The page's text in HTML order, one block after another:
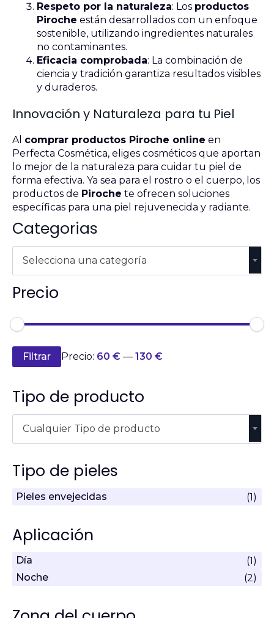
Categorias
Selecciona una categoría
Precio
Precio
mínimo
Precio
máximo
Filtrar Precio: 60 € — 130 €
Tipo de producto
Cualquier Tipo de producto
Tipo de pieles
Pieles envejecidas (1)
Aplicación
Día
(1)
Noche
(2)
Respeto por la naturaleza: Los productos
Piroche están desarrollados con un enfoque
sostenible, utilizando ingredientes naturales
no contaminantes.
Eficacia comprobada: La combinación de
ciencia y tradición garantiza resultados visibles
y duraderos.
Innovación y Naturaleza para tu Piel
Al comprar productos Piroche online en
Perfecta Cosmética, eliges cosméticos que aportan
lo mejor de la naturaleza para cuidar tu piel de
forma efectiva. Ya sea para el rostro o el cuerpo, los
productos de Piroche te ofrecen soluciones
específicas para una piel rejuvenecida y radiante.